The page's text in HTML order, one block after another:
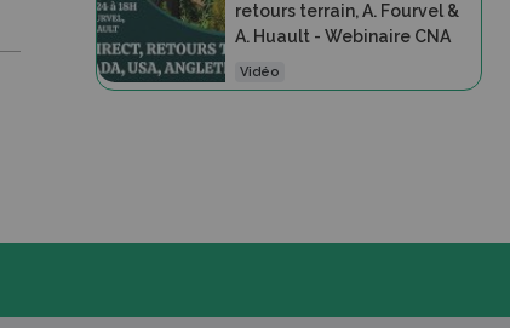
retours terrain, A. Fourvel &
A. Huault - Webinaire CNA
Vidéo